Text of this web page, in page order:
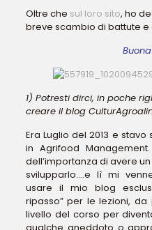
Oltre che sul loro sito, ho
breve scambio di battute
1) Potresti dirci, in poche
creare il blog
Era Luglio del 2013 e
in Agrifood
dell’importanza di avere
svilupparlo….e lì mi
usare il mio blog
ripasso” per le lezioni,
livello del corso per